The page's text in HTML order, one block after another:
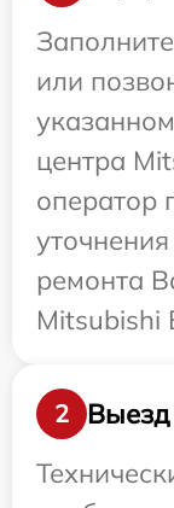
или
центра
оператор
ремонта
Mitsubishi
2
Выезд